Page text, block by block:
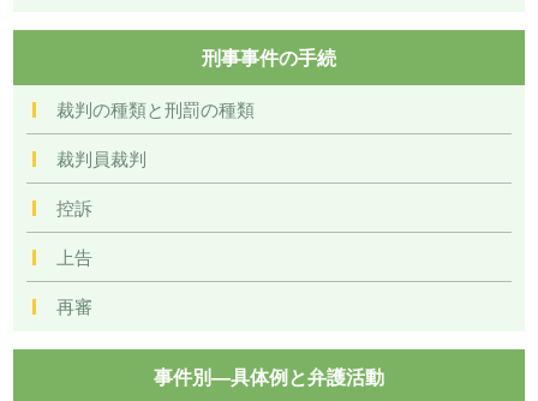
刑事事件の手続
裁判の種類と刑罰の種類
裁判員裁判
控訴
上告
再審
事件別―具体例と弁護活動